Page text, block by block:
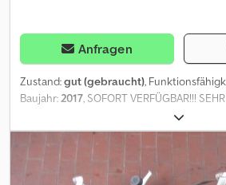
Anfragen
Zustand:gut (gebraucht),
Baujahr:2017, SOFORT VERFÜGBAR!!!
Csdpfx Aaozmzlrjvoha HIAB X HIDUO 158
hydr.anschlus für Rotator & Greifer